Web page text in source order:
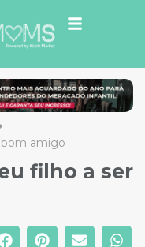
amigo
filho a ser